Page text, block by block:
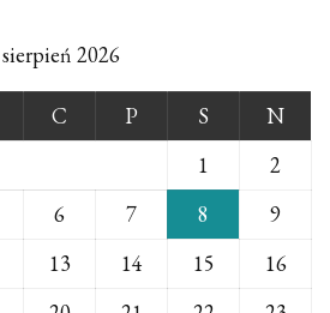
sierpień 2026
C P S
N
1
2
6 7 8
9
13 14 15
16